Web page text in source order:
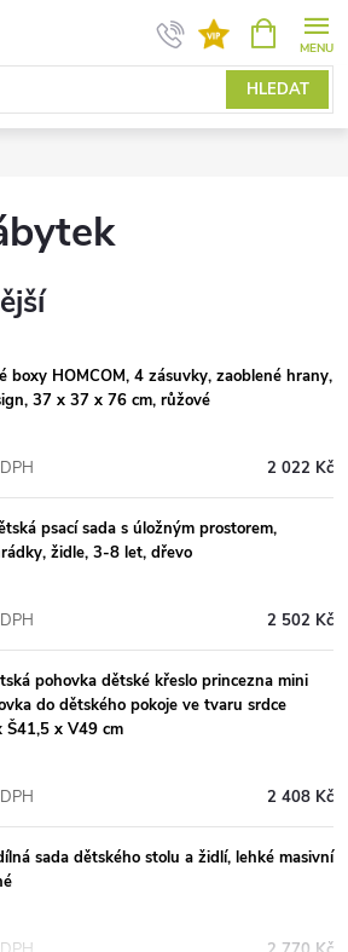
HLEDAT
NÁKUPNÍ
KOŠÍK
boxy HOMCOM, 4 zásuvky, zaoblené hrany,
37 x 37 x 76 cm, růžové
2 022 Kč
psací sada s úložným prostorem,
židle, 3-8 let, dřevo
2 502 Kč
pohovka dětské křeslo princezna mini
do dětského pokoje ve tvaru srdce
Š41,5 x V49 cm
2 408 Kč
sada dětského stolu a židlí, lehké masivní